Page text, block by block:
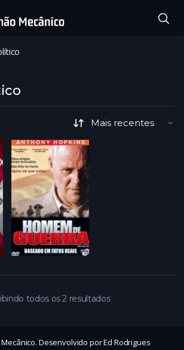
todos os 2 resultados
Desenvolvido por Ed Rodrigues